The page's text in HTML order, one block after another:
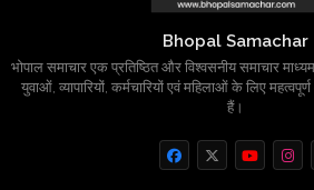
Bhopal Samachar
भोपाल समाचार एक प्रतिष्ठित और विश्वसनीय समाचार माध्यम
युवाओं, व्यापारियों, कर्मचारियों एवं महिलाओं के लिए
हैं।